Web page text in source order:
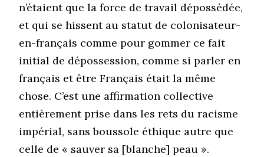
n’étaient que la force de travail dépossédée,
et qui se hissent au statut de colonisateur-
en-français comme pour gommer ce fait
initial de dépossession, comme si parler en
français et être Français était la même
chose. C’est une affirmation collective
entièrement prise dans les rets du racisme
impérial, sans boussole éthique autre que
celle de « sauver sa [blanche] peau ».